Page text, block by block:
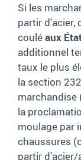
Si les
partir d'acier,
couléaux
additionnel
taux le plus
la section
marchandise
la
moulage par
chaussures
partir